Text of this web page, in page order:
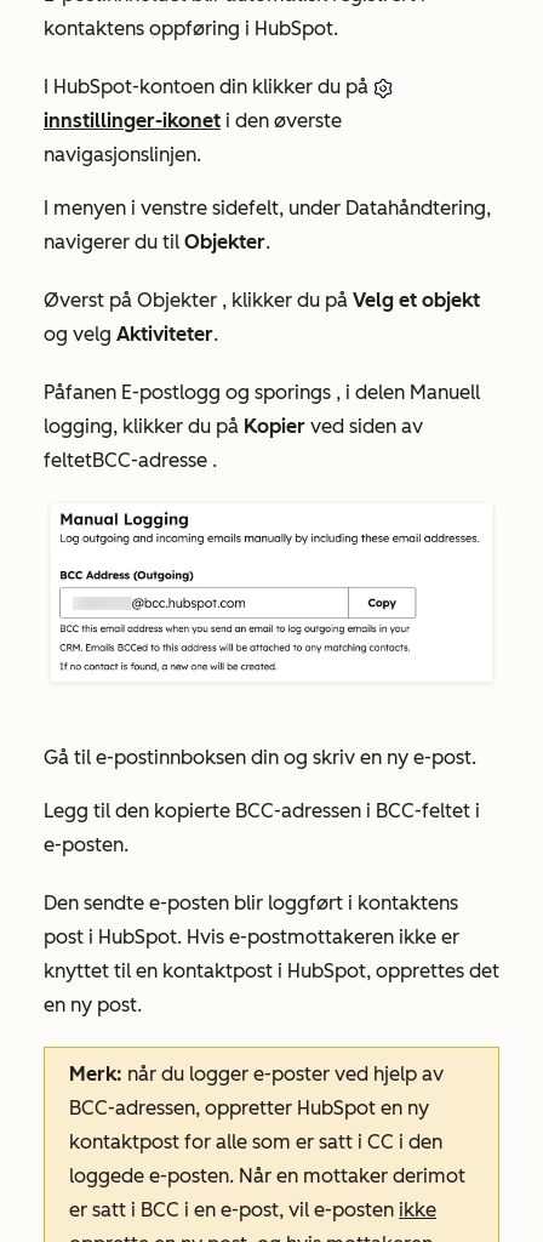
kontaktens oppføring i HubSpot.
I HubSpot-kontoen din klikker du på
innstillinger-ikonet i den øverste
navigasjonslinjen.
I menyen i venstre sidefelt, under Datahåndtering,
navigerer du til Objekter.
Øverst på Objekter , klikker du på Velg et objekt
og velg Aktiviteter.
Påfanen E-postlogg og sporings , i delen Manuell
logging, klikker du på Kopier ved siden av
feltetBCC-adresse .
Gå til e-postinnboksen din og skriv en ny e-post.
Legg til den kopierte BCC-adressen i BCC-feltet i
e-posten.
Den sendte e-posten blir loggført i kontaktens
post i HubSpot. Hvis e-postmottakeren ikke er
knyttet til en kontaktpost i HubSpot, opprettes det
en ny post.
Merk: når du logger e-poster ved hjelp av
BCC-adressen, oppretter HubSpot en ny
kontaktpost for alle som er satt i CC i den
loggede e-posten. Når en mottaker derimot
er satt i BCC i en e-post, vil e-posten ikke